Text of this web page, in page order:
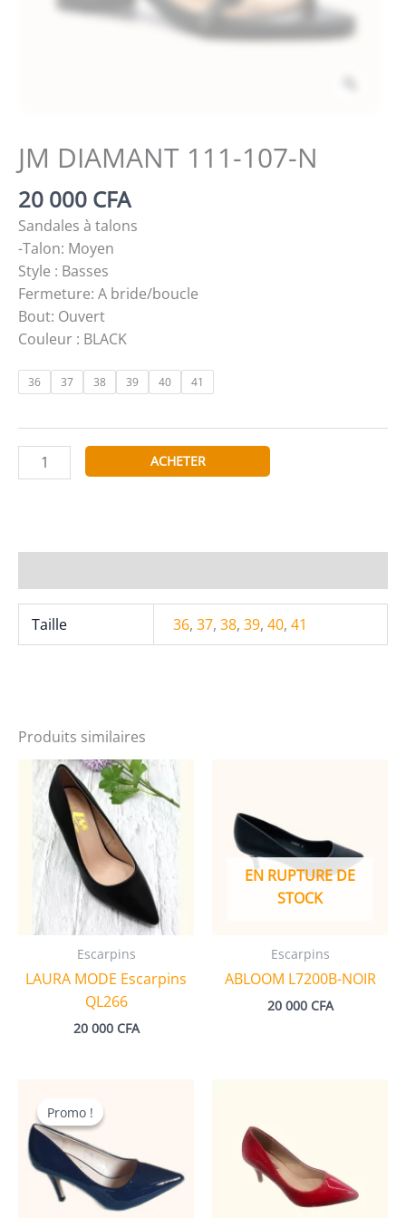
JM DIAMANT 111-107-N
20 000 CFA
Sandales à talons
-Talon: Moyen
Style : Basses
Fermeture: A bride/boucle
Bout: Ouvert
Couleur : BLACK
36 37 38 39 40 41
quantité
de
N
ACHETER
Taille 36,37,38,39,40,41
Produits similaires
Escarpins
LAURA MODE Escarpins
QL266
20 000 CFA
EN RUPTURE DE
STOCK
Escarpins
ABLOOM L7200B-NOIR
20 000 CFA
Promo !
Promo !